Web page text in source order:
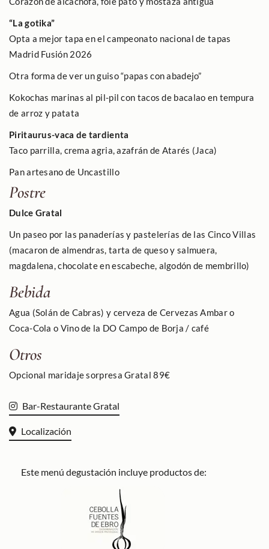
“La gotika”
Opta a mejor tapa en el campeonato nacional de tapas
Madrid Fusión 2026
Otra forma de ver un guiso “papas con abadejo”
Kokochas marinas al pil-pil con tacos de bacalao en tempura
de arroz y patata
Piritaurus-vaca de tardienta
Taco parrilla, crema agria, azafrán de Atarés (Jaca)
Pan artesano de Uncastillo
Postre
Dulce Gratal
Un paseo por las panaderías y pastelerías de las Cinco Villas
(macaron de almendras, tarta de queso y salmuera,
magdalena, chocolate en escabeche, algodón de membrillo)
Bebida
Agua (Solán de Cabras) y cerveza de Cervezas Ambar o
Coca-Cola o Vino de la DO Campo de Borja / café
Otros
Opcional maridaje sorpresa Gratal 89€
Bar-Restaurante Gratal
Localización
Este menú degustación incluye productos de: